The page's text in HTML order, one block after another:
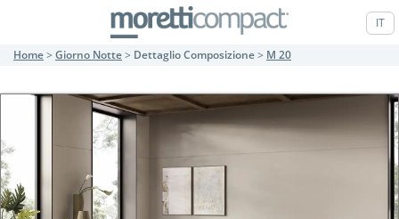
IT
Home> Giorno Notte> Dettaglio Composizione> M 20